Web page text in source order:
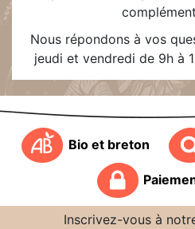
Nous répondons à vos
jeudi et vendredi de 9h à
Bio et breton
Inscrivez-vous à